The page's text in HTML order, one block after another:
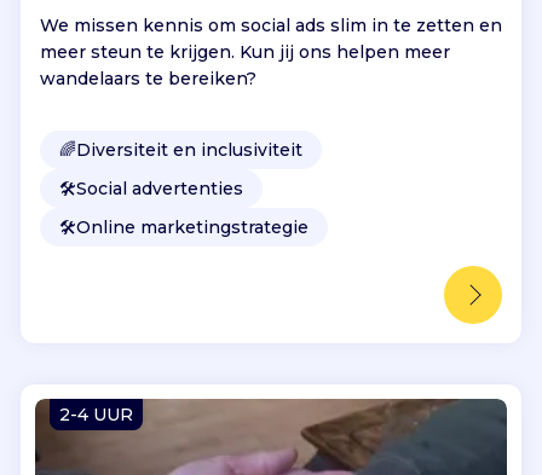
We missen kennis om social ads slim in te zetten en
meer steun te krijgen. Kun jij ons helpen meer
wandelaars te bereiken?
🌈Diversiteit en inclusiviteit
🛠️Social advertenties
🛠️Online marketingstrategie
2-4 UUR